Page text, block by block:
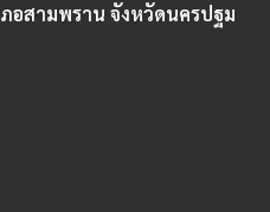
อสามพราน จังหวัดนครปฐม